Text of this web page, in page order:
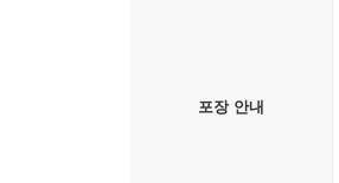
포장 안내